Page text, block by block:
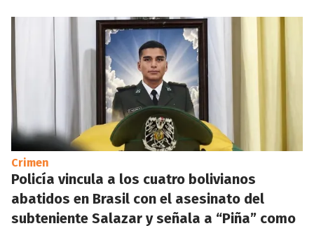
Crimen
Policía vincula a los cuatro bolivianos
abatidos en Brasil con el asesinato del
subteniente Salazar y señala a “Piña” como